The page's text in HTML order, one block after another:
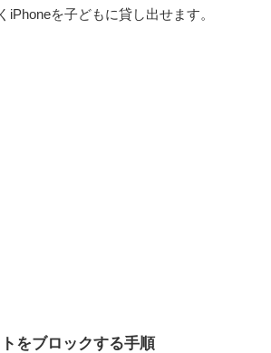
iPhoneを子どもに貸し出せます。
をブロックする手順